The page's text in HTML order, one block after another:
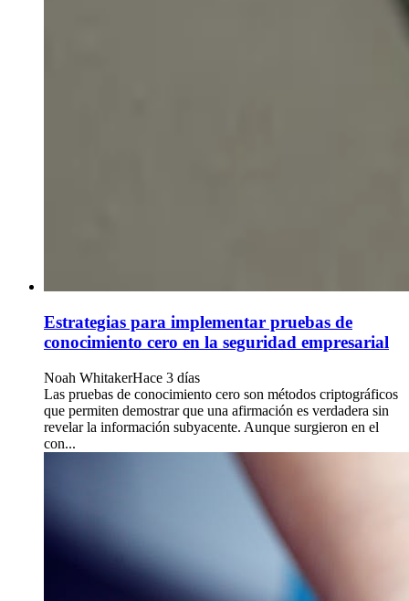
Estrategias para implementar pruebas de
conocimiento cero en la seguridad empresarial
Noah WhitakerHace 3 días
Las pruebas de conocimiento cero son métodos criptográficos
que permiten demostrar que una afirmación es verdadera sin
revelar la información subyacente. Aunque surgieron en el
con...